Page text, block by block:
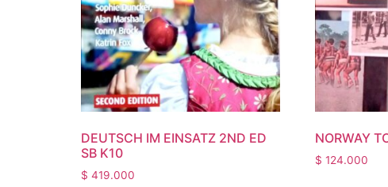
DEUTSCH IM EINSATZ 2ND ED
SB K10
$ 419.000
NORWAY
$ 124.000